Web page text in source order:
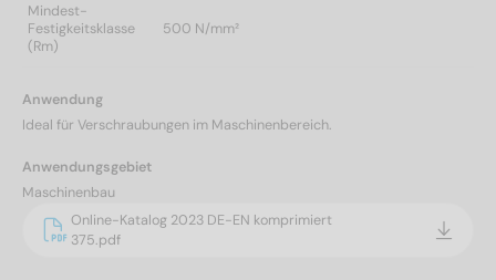
Mindest-
Festigkeitsklasse
(Rm)
500 N/mm²
Anwendung
Ideal für Verschraubungen im Maschinenbereich.
Anwendungsgebiet
Maschinenbau
Online-Katalog 2023 DE-EN komprimiert
375.pdf